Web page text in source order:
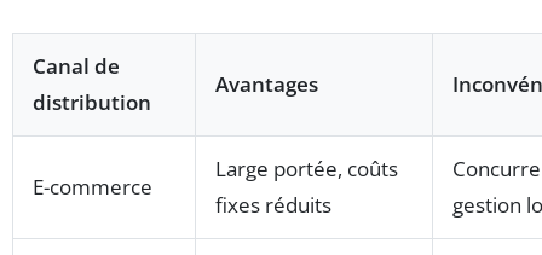
Canal de
distribution
Avantages
E-commerce
Large portée, coûts
fixes réduits
gestion